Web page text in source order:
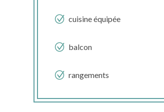
cuisine équipée
balcon
rangements